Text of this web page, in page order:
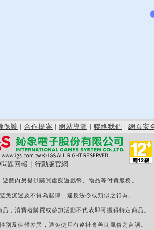
保護 | 合作提案 | 網站導覽 | 聯絡我們 | 網頁安
題回報 行動版官網
戲內另提供購買虛擬遊戲幣、物品等付費服務。
免沉迷及不得為賭博、違反法令或類似之行為。
，消費者購買或參加活動不代表即可獲得特定商品。
別及個體差異，避免使用有違社會善良風俗之言詞。